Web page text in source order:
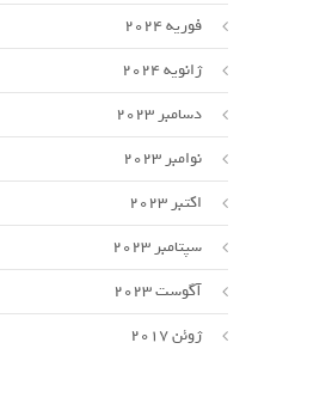
فوریه 2024
ژانویه 2024
دسامبر 2023
نوامبر 2023
اکتبر 2023
سپتامبر 2023
آگوست 2023
ژوئن 2017